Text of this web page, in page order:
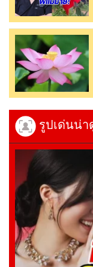
รูปเด่นน่